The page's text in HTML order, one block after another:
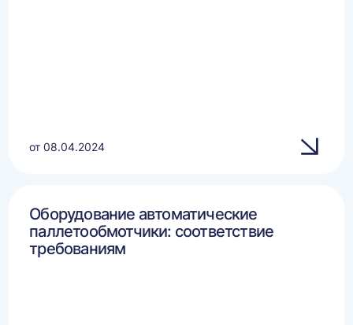
от 08.04.2024
Оборудование автоматические
паллетообмотчики: соответствие
требованиям